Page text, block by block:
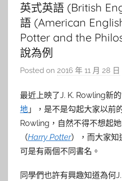
英式英語 (British
語 (American
Potter and the
說為例
Posted on 2016 年 11 月 28 日
最近上映了J. K. Rowling新
地 」，是不是勾起大家以前
Rowling，自然不得不想起
（Harry Potter），而大家知
可是有兩個不同書名。
同學們也許有興趣知道為何